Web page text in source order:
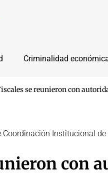
Criminalidad
se reunieron con
Coordinación Institucional
con